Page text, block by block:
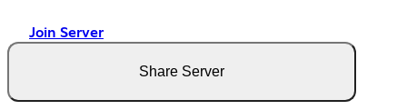
Join Server
Share Server